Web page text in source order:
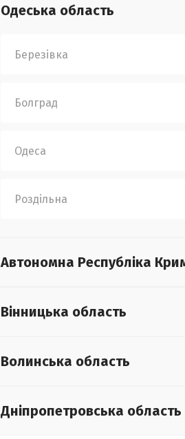
Одеська область
Березівка
Болград
Одеса
Роздільна
Автономна Республіка
Вінницька область
Волинська область
Дніпропетровська область